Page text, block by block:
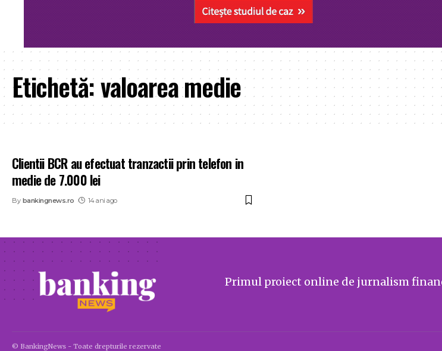
Etichetă:valoarea medie
Clientii BCR au efectuat tranzactii prin telefon in
medie de 7.000 lei
By bankingnews.ro 14 ani ago
Primul proiect online de jurnalism
© BankingNews - Toate drepturile rezervate